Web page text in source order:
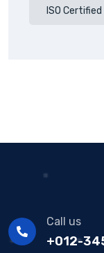
ISO
Call us
+012-